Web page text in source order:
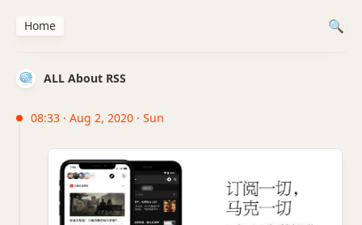
ALL About RSS
08:33 · Aug 2, 2020 · Sun
Home